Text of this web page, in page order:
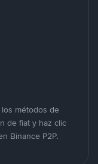
métodos de
de fiat y haz clic
Binance P2P.